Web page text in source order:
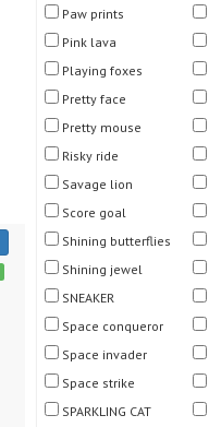
Paw prints
Pink lava
Playing foxes
Pretty face
Pretty mouse
Risky ride
Savage lion
Score goal
Shining butterflies
Shining jewel
SNEAKER
Space conqueror
Space invader
Space strike
SPARKLING CAT